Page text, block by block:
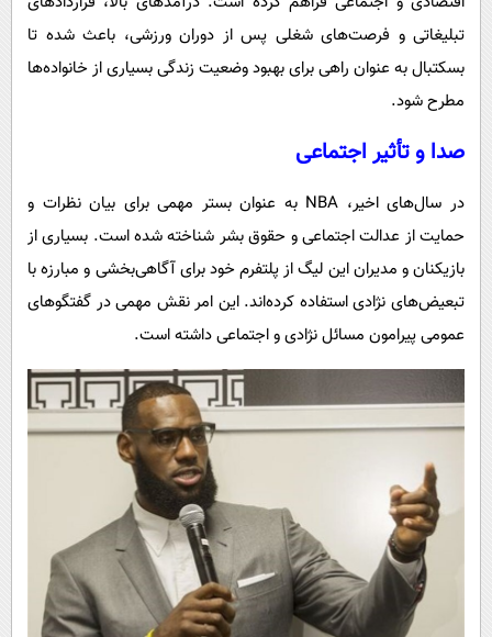
تبلیغاتی و فرصت‌های شغلی پس از دوران ورزشی، باعث شده تا
بسکتبال به عنوان راهی برای بهبود وضعیت زندگی بسیاری از خانواده‌ها
مطرح شود.
صدا و تأثیر اجتماعی
در سال‌های اخیر، NBA به عنوان بستر مهمی برای بیان نظرات و
حمایت از عدالت اجتماعی و حقوق بشر شناخته شده است. بسیاری از
بازیکنان و مدیران این لیگ از پلتفرم خود برای آگاهی‌بخشی و مبارزه با
تبعیض‌های نژادی استفاده کرده‌اند. این امر نقش مهمی در گفتگوهای
عمومی پیرامون مسائل نژادی و اجتماعی داشته است.